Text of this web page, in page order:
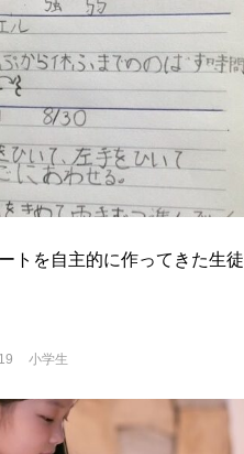
トを自主的に作ってきた生徒
小学生